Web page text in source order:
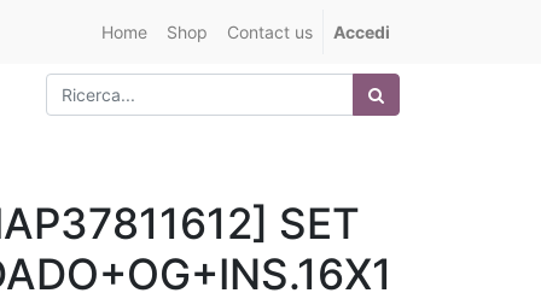
Home Shop Contact us Accedi
SET